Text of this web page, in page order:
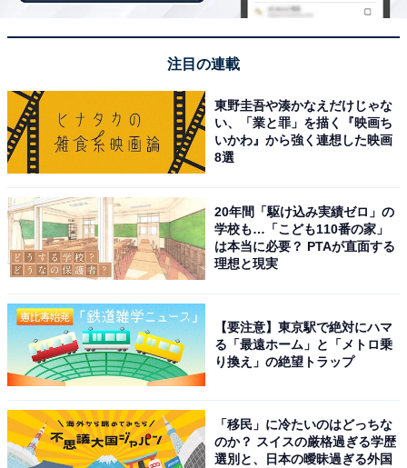
注目の連載
東野圭吾や湊かなえだけじゃな
い、「業と罪」を描く『映画ち
いかわ』から強く連想した映画
8選
20年間「駆け込み実績ゼロ」の
学校も…「こども110番の家」
は本当に必要？ PTAが直面する
理想と現実
【要注意】東京駅で絶対にハマ
る「最遠ホーム」と「メトロ乗
り換え」の絶望トラップ
「移民」に冷たいのはどっちな
のか？ スイスの厳格過ぎる学歴
選別と、日本の曖昧過ぎる外国